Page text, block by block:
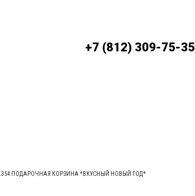
+7 (812) 309-75-35
ПОДАРОЧНАЯ КОРЗИНА *ВКУСНЫЙ НОВЫЙ ГОД*